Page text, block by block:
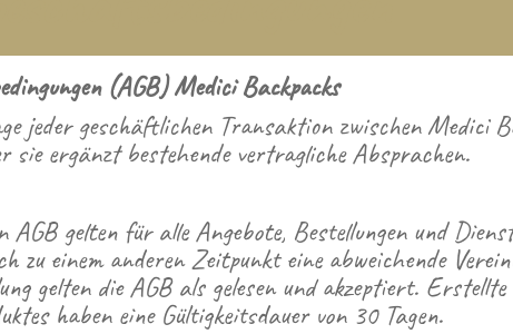
(AGB) Medici Backpacks
jeder geschäftlichen Transaktion zwischen Medici
sie ergänzt bestehende vertragliche Absprachen.
gelten für alle Angebote, Bestellungen und
zu einem anderen Zeitpunkt eine abweichende
gelten die AGB als gelesen und akzeptiert.
haben eine Gültigkeitsdauer von 30 Tagen.